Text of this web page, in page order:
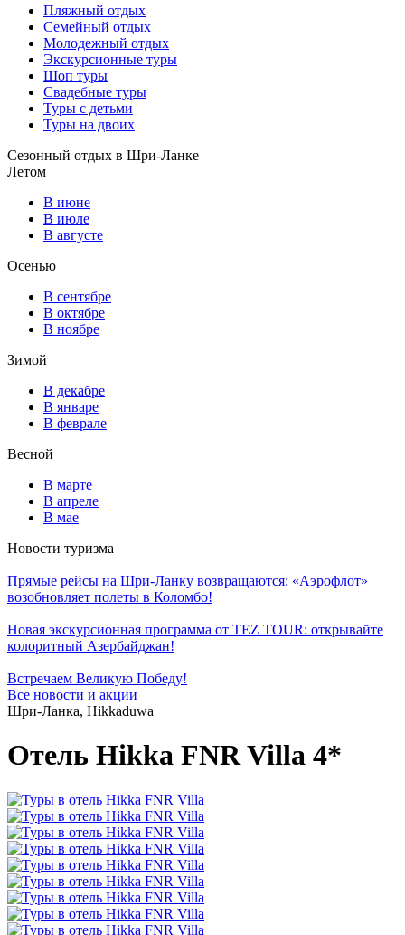
Пляжный отдых
Семейный отдых
Молодежный отдых
Экскурсионные туры
Шоп туры
Свадебные туры
Туры с детьми
Туры на двоих
Сезонный отдых в Шри-Ланке
Летом
В июне
В июле
В августе
Осенью
В сентябре
В октябре
В ноябре
Зимой
В декабре
В январе
В феврале
Весной
В марте
В апреле
В мае
Новости туризма
Прямые рейсы на Шри-Ланку возвращаются: «Аэрофлот»
возобновляет полеты в Коломбо!
Новая экскурсионная программа от TEZ TOUR: открывайте
колоритный Азербайджан!
Встречаем Великую Победу!
Все новости и акции
Шри-Ланка, Hikkaduwa
Отель Hikka FNR Villa 4*